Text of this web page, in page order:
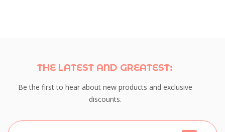
THE LATEST AND GREATEST:
Be the first to hear about new products and exclusive
discounts.